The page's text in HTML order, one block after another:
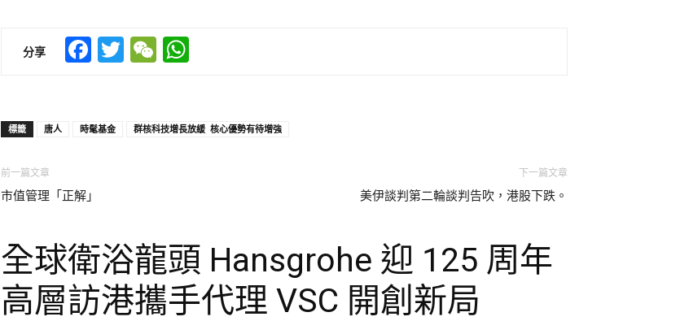
分享 Facebook
TwitterWeChat
標籤 唐人 時髦基金 群核科技增長放緩 核心優勢有待增強
前一篇文章
市值管理「正解」
下一篇文章
美伊談判第二輪談判告吹，港股下跌。
全球衛浴龍頭 Hansgrohe 迎 125 周年
高層訪港攜手代理 VSC 開創新局